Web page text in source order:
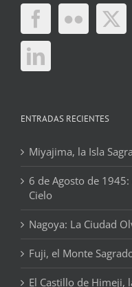
ENTRADAS RECIENTES
Miyajima, la Isla
6 de Agosto de
Cielo
Nagoya: La Ciudad
Fuji, el Monte
El Castillo de Himeji,